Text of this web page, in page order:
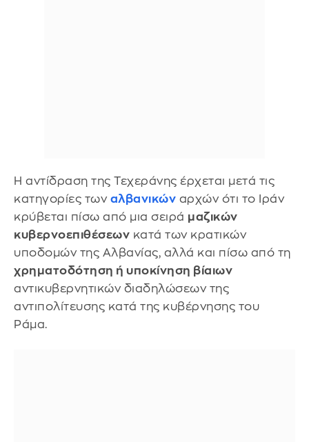
Η αντίδραση της Τεχεράνης έρχεται μετά τις
κατηγορίες των αλβανικών αρχών ότι το Ιράν
κρύβεται πίσω από μια σειρά μαζικών
κυβερνοεπιθέσεων κατά των κρατικών
υποδομών της Αλβανίας, αλλά και πίσω από τη
χρηματοδότηση ή υποκίνηση βίαιων
αντικυβερνητικών διαδηλώσεων της
αντιπολίτευσης κατά της κυβέρνησης του
Ράμα.